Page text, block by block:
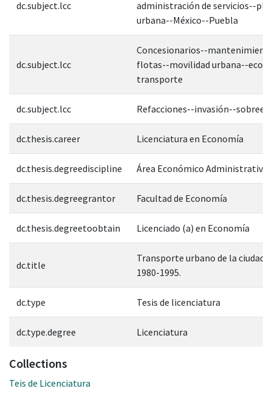
dc.subject.lcc
administración de servicios--
urbana--México--Puebla
dc.subject.lcc
Concesionarios--
flotas--movilidad urbana--
transporte
dc.subject.lcc Refacciones--invasión--
dc.thesis.career Licenciatura en Economía
dc.thesis.degreediscipline Área Económico Administrativa
dc.thesis.degreegrantor Facultad de Economía
dc.thesis.degreetoobtain Licenciado (a) en Economía
dc.title
Transporte urbano de la ciudad
1980-1995.
dc.type Tesis de licenciatura
dc.type.degree Licenciatura
Collections
Teis de Licenciatura